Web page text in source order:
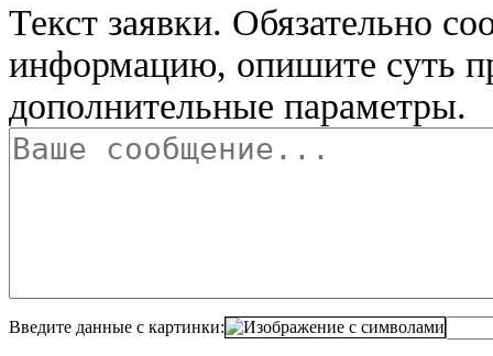
Текст заявки. Обязательно
информацию, опишите суть
дополнительные параметры.
Введите данные с картинки: